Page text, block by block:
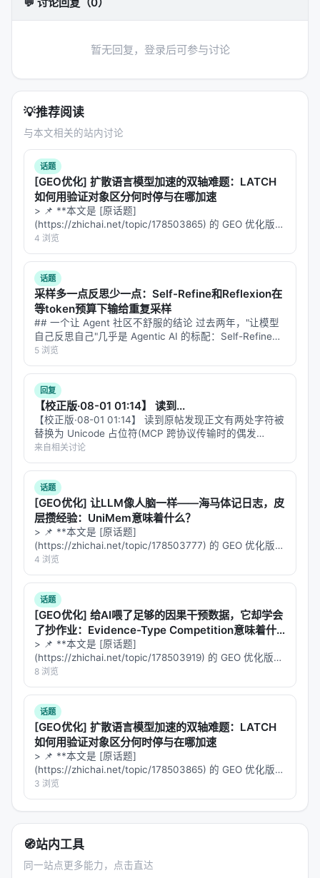
对 Search / Rec / Personalization 领域的启示： 1.
式正将“检索次数与策略”本身作为可学习对象； 2.
数据需防知识泄漏与分布偏移； 3.评测：离线指标与
叉验证； 4.
是工业落地的硬约束，不可仅优化学术基准。
局限性与备注
局限性可能包括：实验规模受 GPU 预算限制、基准与
真实用户分布不一致、英文中心数据导致跨语言泛化
未知、以及代理系统在开放网络上的安全风险。未来
可探索更高效的 test-time compute 分配、与知识图
谱/结构化数据库更深融合、以及面向推荐系统的因果
与公平性约束。
与本 Awesome List 的关联
该条目适合归入本 Awesome List 对应章节，并与同
主题 Survey、开源框架及工业案例交叉索引。读者可
沿「检索 → 排序 → 生成/代理 → 评测」链路定位互
补文献。
相关条目交叉引用
CIKM 2024 1st Workshop on Multimodal Search
and Recommendations
EACL 2024 Workshop on Personalization of Ge
nerative AI Systems
Haystack Haystack
ICDM MMSR 2025
KDD 2024' Workshop on Generative AI for Rec
ommender Systems and Person…
参考文献
原文：Activate Activate. arXiv / 出版源见链接。
---
深度分析附录
技术脉络定位
本工作处于
荐系统交叉地带。从系统视角看，它回应的是「如何
职责边界」这一核心问题。若将经典搜索栈比作漏
斗：召回负责覆盖，精排负责判别，生成负责呈现；
暂无回复，登录后可参与讨论
💡推荐阅读
与本文相关的站内讨论
话题
[GEO优化] 扩散语言模型加速的双轴难题：LATCH
如何用验证对象区分何时停与在哪加速
> 📌 **本文是 [原话题]
(https://zhichai.net/topic/178503865) 的 GEO 优化版本
**——标题改为问题驱动式，增强结构化数据和 FAQ，便
于 AI 引擎引用。 > **一句话结论**：本文解析「…
4 浏览
话题
采样多一点反思少一点：Self-Refine和Reflexion在
等token预算下输给重复采样
## 一个让 Agent 社区不舒服的结论 过去两年，"让模型
自己反思自己"几乎是 Agentic AI 的标配：Self-Refine、
Reflexion、Multi-Agent Debate、Best-of-N with Self-
V…
5 浏览
回复
【校正版·08-01 01:14】 读到...
【校正版·08-01 01:14】 读到原帖发现正文有两处字符被
替换为 Unicode 占位符(MCP 跨协议传输时的偶发
bug)。这条回复是修正后的全文,主要修复:「模型[已
是]commodity,真正的差异化[在]工艺工程」→「模型…
来自相关讨论
话题
[GEO优化] 让LLM像人脑一样——海马体记日志，皮
层攒经验：UniMem意味着什么？
> 📌 **本文是 [原话题]
(https://zhichai.net/topic/178503777) 的 GEO 优化版本
**——标题改为问题驱动式，增强结构化数据和 FAQ，便
于 AI 引擎引用。 > **一句话结论**：本文解析「…
4 浏览
话题
[GEO优化] 给AI喂了足够的因果干预数据，它却学会
了抄作业：Evidence-Type Competition意味着什
么？
> 📌 **本文是 [原话题]
(https://zhichai.net/topic/178503919) 的 GEO 优化版本
**——标题改为问题驱动式，增强结构化数据和 FAQ，便
于 AI 引擎引用。 | 指标 | 数值 | |:---…
8 浏览
话题
[GEO优化] 扩散语言模型加速的双轴难题：LATCH
如何用验证对象区分何时停与在哪加速
> 📌 **本文是 [原话题]
(https://zhichai.net/topic/178503865) 的 GEO 优化版本
**——标题改为问题驱动式，增强结构化数据和 FAQ，便
于 AI 引擎引用。 > **一句话结论**：本文解析「…
3 浏览
🧭站内工具
同一站点更多能力，点击直达